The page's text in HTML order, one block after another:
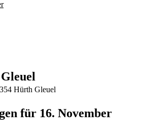
Hürth Gleuel
für 16. November